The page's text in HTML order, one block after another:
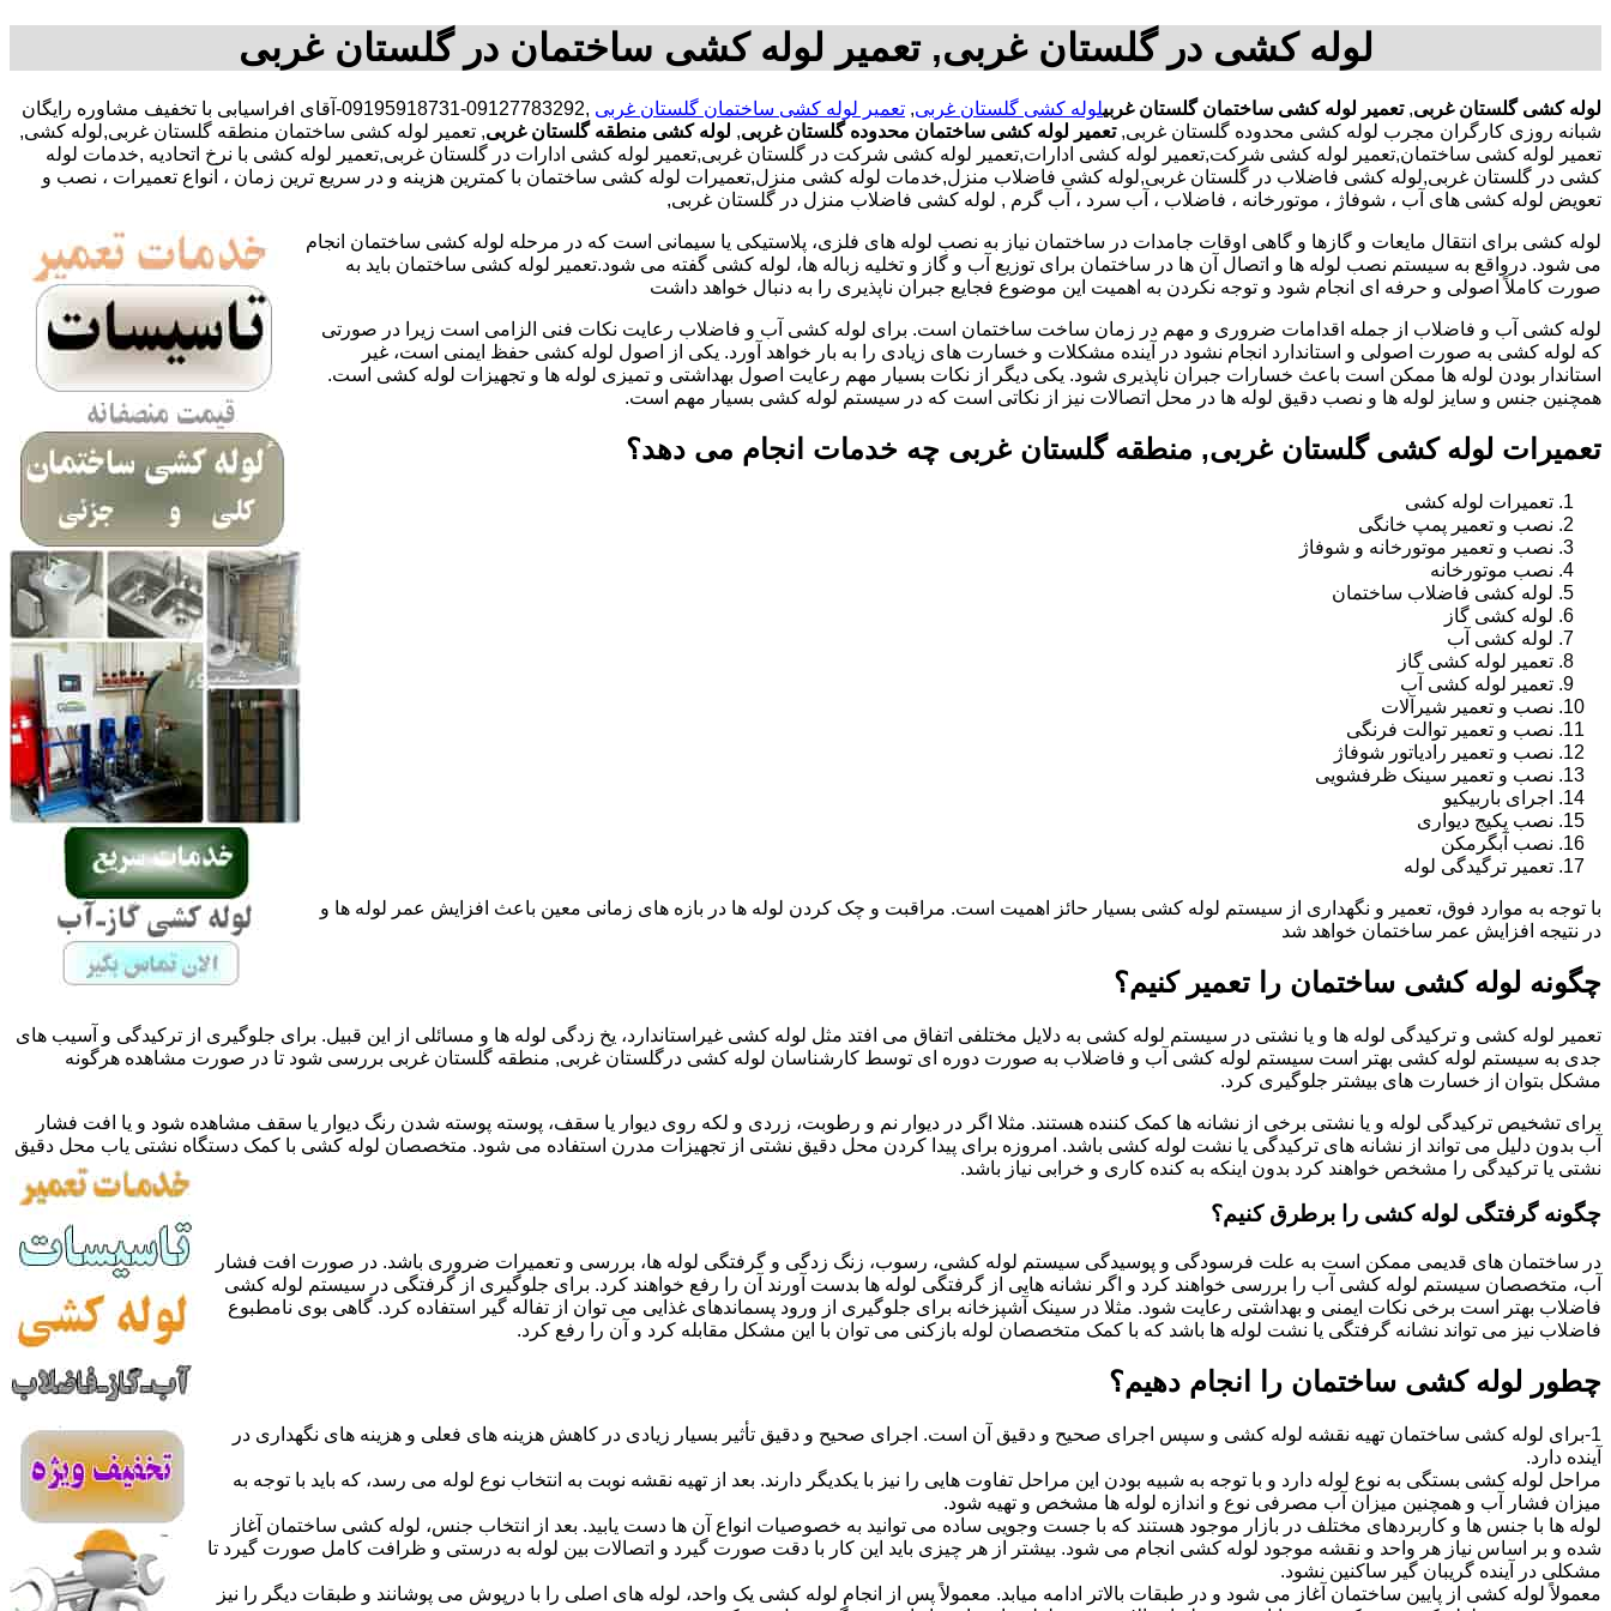
لوله کشی در گلستان غربی, تعمیر لوله کشی ساختمان در گلستان غربی
لوله کشی گلستان غربی,تعمیر لوله کشی ساختمان گلستان غربیلوله کشی گلستان غربی, تعمیر لوله کشی ساختمان گلستان غربی
,09127783292-09195918731-آقای افراسیابی با تخفیف مشاوره رایگان
شبانه روزی کارگران مجرب لوله کشی محدوده گلستان غربی,تعمیر لوله کشی ساختمان محدوده گلستان غربی, لوله کشی منطقه گلستان غربی, تعمیر لوله کشی ساختمان منطقه گلستان غربی,لوله کشی,
تعمیر لوله کشی ساختمان,تعمیر لوله کشی شرکت,تعمیر لوله کشی ادارات,تعمیر لوله کشی شرکت در گلستان غربی,تعمیر لوله کشی ادارات در گلستان غربی,تعمیر لوله کشی با نرخ اتحادیه ,خدمات لوله
کشی در گلستان غربی,لوله کشی فاضلاب در گلستان غربی,لوله کشی فاضلاب منزل,خدمات لوله کشی منزل,تعمیرات لوله کشی ساختمان با کمترین هزینه و در سریع ترین زمان ، انواع تعمیرات ، نصب و
تعویض لوله کشی های آب ، شوفاژ ، موتورخانه ، فاضلاب ، آب سرد ، آب گرم , لوله کشی فاضلاب منزل در گلستان غربی,
لوله کشی برای انتقال مایعات و گازها و گاهی اوقات جامدات در ساختمان نیاز به نصب لوله های فلزی، پلاستیکی یا سیمانی است که در مرحله لوله کشی ساختمان انجام
می شود. درواقع به سیستم نصب لوله ها و اتصال آن ها در ساختمان برای توزیع آب و گاز و تخلیه زباله ها، لوله کشی گفته می شود.تعمیر لوله کشی ساختمان باید به
صورت کاملاً اصولی و حرفه ای انجام شود و توجه نکردن به اهمیت این موضوع فجایع جبران ناپذیری را به دنبال خواهد داشت
لوله کشی آب و فاضلاب از جمله اقدامات ضروری و مهم در زمان ساخت ساختمان است. برای لوله کشی آب و فاضلاب رعایت نکات فنی الزامی است زیرا در صورتی
که لوله کشی به صورت اصولی و استاندارد انجام نشود در آینده مشکلات و خسارت های زیادی را به بار خواهد آورد. یکی از اصول لوله کشی حفظ ایمنی است، غیر
استاندار بودن لوله ها ممکن است باعث خسارات جبران ناپذیری شود. یکی دیگر از نکات بسیار مهم رعایت اصول بهداشتی و تمیزی لوله ها و تجهیزات لوله کشی است.
همچنین جنس و سایز لوله ها و نصب دقیق لوله ها در محل اتصالات نیز از نکاتی است که در سیستم لوله کشی بسیار مهم است.
تعمیرات لوله کشی گلستان غربی, منطقه گلستان غربی چه خدمات انجام می دهد؟
تعمیرات لوله کشی
نصب و تعمیر پمپ خانگی
نصب و تعمیر موتورخانه و شوفاژ
نصب موتورخانه
لوله کشی فاضلاب ساختمان
لوله کشی گاز
لوله کشی آب
تعمیر لوله کشی گاز
تعمیر لوله کشی آب
نصب و تعمیر شیرآلات
نصب و تعمیر توالت فرنگی
نصب و تعمیر رادیاتور شوفاژ
نصب و تعمیر سینک ظرفشویی
اجرای باربیکیو
نصب پکیج دیواری
نصب آبگرمکن
تعمیر ترگیدگی لوله
با توجه به موارد فوق، تعمیر و نگهداری از سیستم لوله کشی بسیار حائز اهمیت است. مراقبت و چک کردن لوله ها در بازه های زمانی معین باعث افزایش عمر لوله ها و
در نتیجه افزایش عمر ساختمان خواهد شد
چگونه لوله کشی ساختمان را تعمیر کنیم؟
تعمیر لوله کشی و ترکیدگی لوله ها و یا نشتی در سیستم لوله کشی به دلایل مختلفی اتفاق می افتد مثل لوله کشی غیراستاندارد، یخ زدگی لوله ها و مسائلی از این قبیل. برای جلوگیری از ترکیدگی و آسیب های
جدی به سیستم لوله کشی بهتر است سیستم لوله کشی آب و فاضلاب به صورت دوره ای توسط کارشناسان لوله کشی درگلستان غربی, منطقه گلستان غربی بررسی شود تا در صورت مشاهده هرگونه
مشکل بتوان از خسارت های بیشتر جلوگیری کرد.
برای تشخیص ترکیدگی لوله و یا نشتی برخی از نشانه ها کمک کننده هستند. مثلا اگر در دیوار نم و رطوبت، زردی و لکه روی دیوار یا سقف، پوسته پوسته شدن رنگ دیوار یا سقف مشاهده شود و یا افت فشار
آب بدون دلیل می تواند از نشانه های ترکیدگی یا نشت لوله کشی باشد. امروزه برای پیدا کردن محل دقیق نشتی از تجهیزات مدرن استفاده می شود. متخصصان لوله کشی با کمک دستگاه نشتی یاب محل دقیق
نشتی یا ترکیدگی را مشخص خواهند کرد بدون اینکه به کنده کاری و خرابی نیاز باشد.
چگونه گرفتگی لوله کشی را برطرق کنیم؟
در ساختمان های قدیمی ممکن است به علت فرسودگی و پوسیدگی سیستم لوله کشی، رسوب، زنگ زدگی و گرفتگی لوله ها، بررسی و تعمیرات ضروری باشد. در صورت افت فشار
آب، متخصصان سیستم لوله کشی آب را بررسی خواهند کرد و اگر نشانه هایی از گرفتگی لوله ها بدست آورند آن را رفع خواهند کرد. برای جلوگیری از گرفتگی در سیستم لوله کشی
فاضلاب بهتر است برخی نکات ایمنی و بهداشتی رعایت شود. مثلا در سینک آشپزخانه برای جلوگیری از ورود پسماندهای غذایی می توان از تفاله گیر استفاده کرد. گاهی بوی نامطبوع
فاضلاب نیز می تواند نشانه گرفتگی یا نشت لوله ها باشد که با کمک متخصصان لوله بازکنی می توان با این مشکل مقابله کرد و آن را رفع کرد.
چطور لوله کشی ساختمان را انجام دهیم؟
1-برای لوله کشی ساختمان تهیه نقشه لوله کشی و سپس اجرای صحیح و دقیق آن است. اجرای صحیح و دقیق تأثیر بسیار زیادی در کاهش هزینه های فعلی و هزینه های نگهداری در
آینده دارد.
مراحل لوله کشی بستگی به نوع لوله دارد و با توجه به شبیه بودن این مراحل تفاوت هایی را نیز با یکدیگر دارند. بعد از تهیه نقشه نوبت به انتخاب نوع لوله می رسد، که باید با توجه به
میزان فشار آب و همچنین میزان آب مصرفی نوع و اندازه لوله ها مشخص و تهیه شود.
لوله ها با جنس ها و کاربردهای مختلف در بازار موجود هستند که با جست وجویی ساده می توانید به خصوصیات انواع آن ها دست یابید. بعد از انتخاب جنس، لوله کشی ساختمان آغاز
شده و بر اساس نیاز هر واحد و نقشه موجود لوله کشی انجام می شود. بیشتر از هر چیزی باید این کار با دقت صورت گیرد و اتصالات بین لوله به درستی و ظرافت کامل صورت گیرد تا
مشکلی در آینده گریبان گیر ساکنین نشود.
معمولاً لوله کشی از پایین ساختمان آغاز می شود و در طبقات بالاتر ادامه میابد. معمولاً پس از انجام لوله کشی یک واحد، لوله های اصلی را با درپوش می پوشانند و طبقات دیگر را نیز